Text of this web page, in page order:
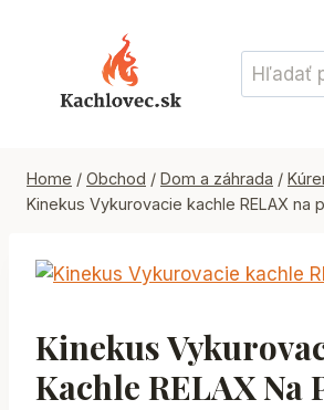
Hľadať:
Home / Obchod / Dom a záhrada /
Kinekus Vykurovacie kachle RELAX na
Kinekus
Kachle RELAX Na